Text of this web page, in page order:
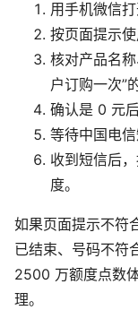
用手机微信打
按页面提示
核对产品名
户订购一次”
确认是 0 元后
等待中国电信
收到短信后
度。
如果页面提示不符
已结束、号码不符
2500 万额度点数
理。